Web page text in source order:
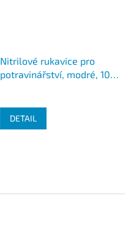
Nitrilové rukavice pro
potravinářství, modré, 100
DETAIL